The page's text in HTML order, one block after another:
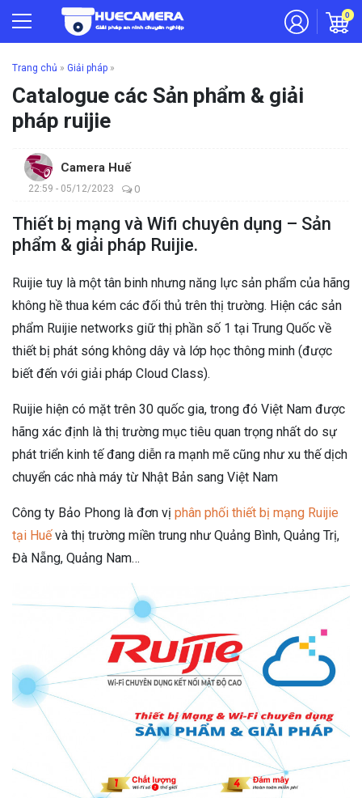
0
Trang chủ » Giải pháp »
Catalogue các Sản phẩm & giải
pháp ruijie
Camera Huế
22:59 - 05/12/2023 0
Thiết bị mạng và Wifi chuyên dụng – Sản
phẩm & giải pháp Ruijie.
Ruijie tuy là một tân binh nhưng năng lực sản phẩm của hãng
không hề thua kém các đối thủ trên thị trường. Hiện các sản
phẩm Ruijie networks giữ thị phần số 1 tại Trung Quốc về
thiết bị phát sóng không dây và lớp học thông minh (được
biết đến với giải pháp Cloud Class).
Ruijie hiện có mặt trên 30 quốc gia, trong đó Việt Nam được
hãng xác định là thị trường mục tiêu quan trọng nhất do sự
phát triển kinh tế đang diễn ra mạnh mẽ cũng như xu thế dịch
chuyển các nhà máy từ Nhật Bản sang Việt Nam
Công ty Bảo Phong là đơn vị phân phối thiết bị mạng Ruijie
tại Huếvà thị trường miền trung như Quảng Bình, Quảng Trị,
Đà Nẵng, Quảng Nam…